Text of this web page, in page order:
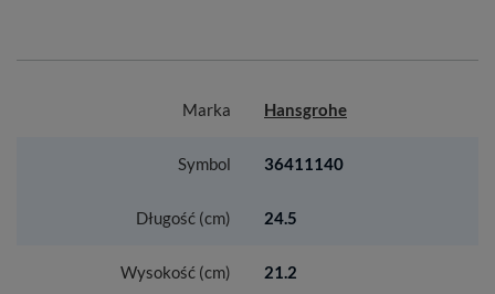
Marka Hansgrohe
Symbol 36411140
Długość (cm) 24.5
Wysokość (cm) 21.2